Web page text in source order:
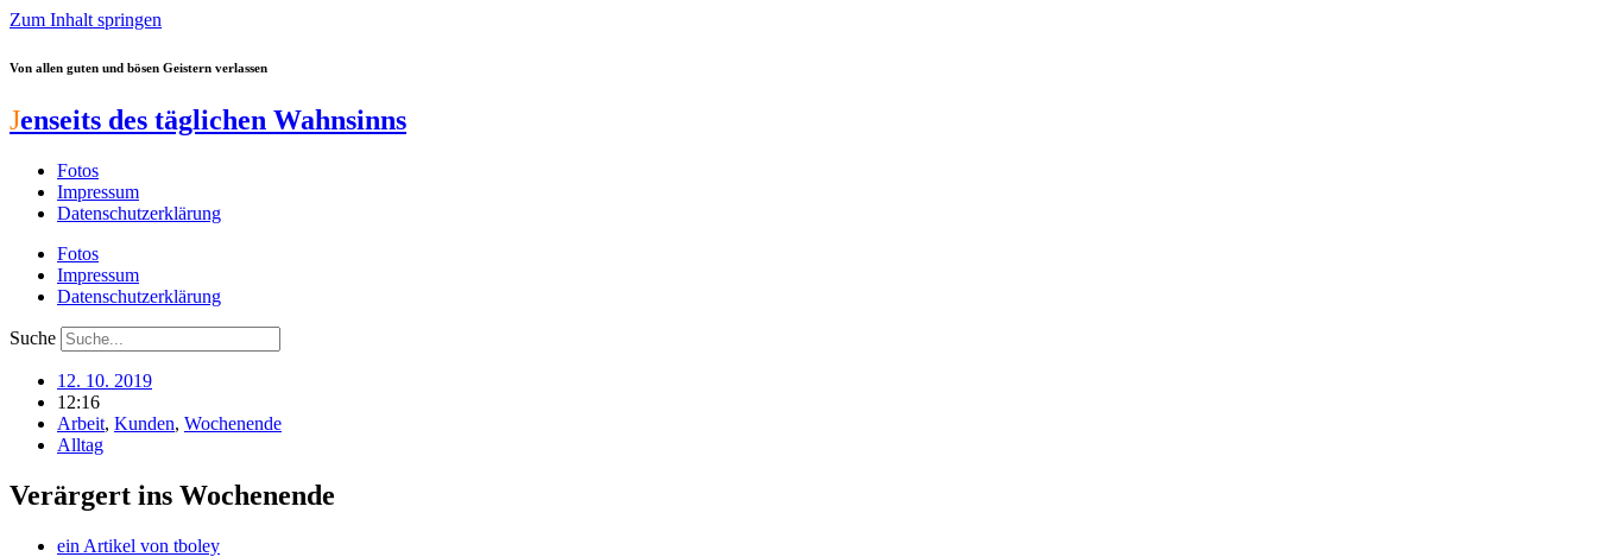
Zum Inhalt springen
Von allen guten und bösen Geistern verlassen
Jenseits des täglichen Wahnsinns
Fotos
Impressum
Datenschutzerklärung
Fotos
Impressum
Datenschutzerklärung
Suche
12. 10. 2019
12:16
Arbeit, Kunden, Wochenende
Alltag
Verärgert ins Wochenende
ein Artikel von tboley